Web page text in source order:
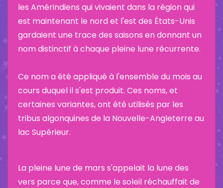
les Amérindiens qui vivaient dans la région qui
est maintenant le nord et l'est des États-Unis
gardaient une trace des saisons en donnant un
nom distinctif à chaque pleine lune récurrente.
Ce nom a été appliqué à l'ensemble du mois au
cours duquel il s'est produit. Ces noms, et
certaines variantes, ont été utilisés par les
tribus algonquines de la Nouvelle-Angleterre au
lac Supérieur.
La pleine lune de mars s'appelait la lune des
vers parce que, comme le soleil réchauffait de